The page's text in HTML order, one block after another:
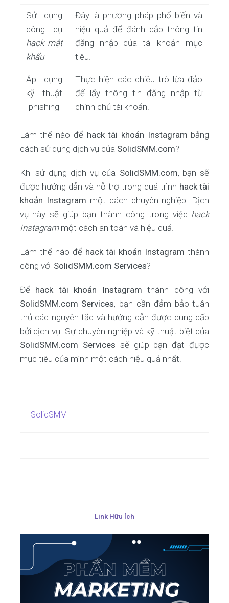
Sử dụng
công cụ
hack mật
khẩu
Đây là phương pháp phổ biến và
hiệu quả để đánh cắp thông tin
đăng nhập của tài khoản mục
tiêu.
Áp dụng
kỹ thuật
"phishing"
Thực hiện các chiêu trò lừa đảo
để lấy thông tin đăng nhập từ
chính chủ tài khoản.
Làm thế nào để hack tài khoản Instagram bằng
cách sử dụng dịch vụ của SolidSMM.com?
Khi sử dụng dịch vụ của SolidSMM.com, bạn sẽ
được hướng dẫn và hỗ trợ trong quá trình hack tài
khoản Instagram một cách chuyên nghiệp. Dịch
vụ này sẽ giúp bạn thành công trong việc hack
Instagrammột cách an toàn và hiệu quả.
Làm thế nào để hack tài khoản Instagram thành
công với SolidSMM.com Services?
Để hack tài khoản Instagram thành công với
SolidSMM.com Services, bạn cần đảm bảo tuân
thủ các nguyên tắc và hướng dẫn được cung cấp
bởi dịch vụ. Sự chuyên nghiệp và kỹ thuật biệt của
SolidSMM.com Services sẽ giúp bạn đạt được
mục tiêu của mình một cách hiệu quả nhất.
SolidSMM
Link Hữu Ích